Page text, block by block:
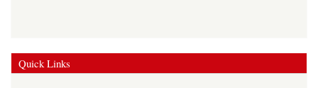
Quick Links